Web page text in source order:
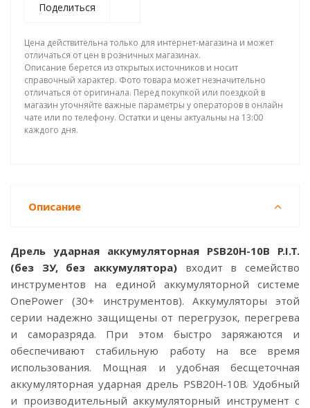
Поделиться
Цена действительна только для интернет-магазина и может
отличаться от цен в розничных магазинах.
Описание берется из открытых источников и носит
справочный характер. Фото товара может незначительно
отличаться от оригинала. Перед покупкой или поездкой в
магазин уточняйте важные параметры у операторов в онлайн
чате или по телефону. Остатки и цены актуальны на 13:00
каждого дня.
Описание
Дрель ударная аккумуляторная PSB20H-10B P.I.T.
(без ЗУ, без аккумулятора) входит в семейство
инструментов на единой аккумуляторной системе
OnePower (30+ инструментов). Аккумуляторы этой
серии надежно защищены от перегрузок, перегрева
и саморазряда. При этом быстро заряжаются и
обеспечивают стабильную работу на все время
использования. Мощная и удобная бесщеточная
аккумуляторная ударная дрель PSB20H-10B. Удобный
и производительный аккумуляторный инструмент с